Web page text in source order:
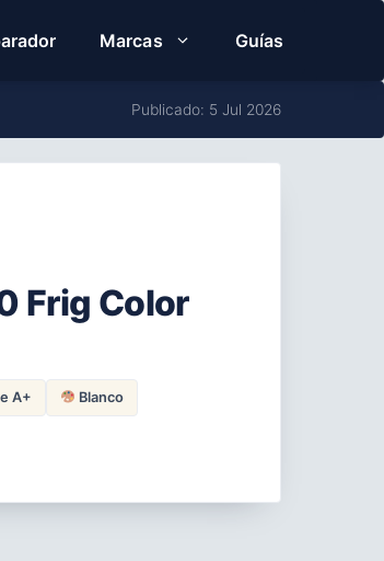
Marcas Guías
Publicado: 5 Jul 2026
Frig Color
A+ Blanco